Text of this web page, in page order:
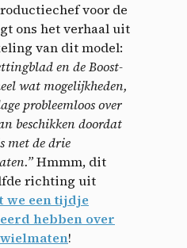
voor de
ons het verhaal uit
van dit model:
en de Boost-
wat mogelijkheden,
probleemloos over
beschikken doordat
met de drie
Hmmm, dit
richting uit
we een tijdje
hebben over
!